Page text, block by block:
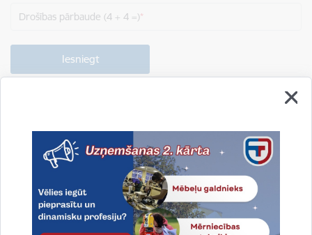
Drošības pārbaude (4 + 4 =)